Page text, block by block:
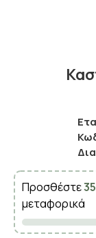
Προσθέστε
μεταφορικά